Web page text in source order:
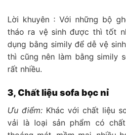
Lời khuyên : Với những bộ
tháo ra vệ sinh được thì tốt
dụng bằng simily để dễ vệ
thì cũng nên làm bằng simily
rất nhiều.
3, Chất liệu sofa bọc nỉ
Ưu điểm: Khác với chất liệu
vải là loại sản phẩm có